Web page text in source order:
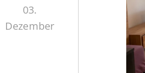
03.
Dezember